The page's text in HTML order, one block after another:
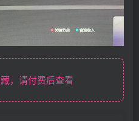
，请付费后查看